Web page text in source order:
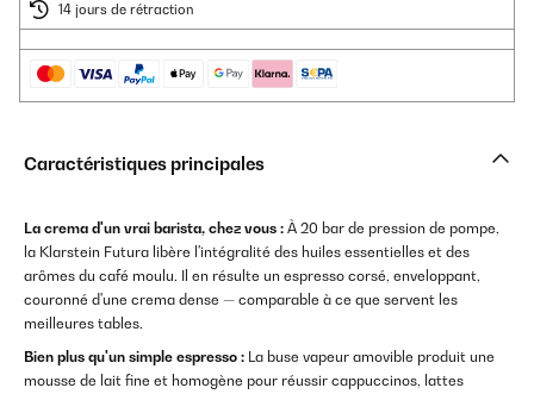
14 jours de rétraction
Caractéristiques principales
La crema d'un vrai barista, chez vous : À 20 bar de pression de pompe,
la Klarstein Futura libère l'intégralité des huiles essentielles et des
arômes du café moulu. Il en résulte un espresso corsé, enveloppant,
couronné d'une crema dense — comparable à ce que servent les
meilleures tables.
Bien plus qu'un simple espresso : La buse vapeur amovible produit une
mousse de lait fine et homogène pour réussir cappuccinos, lattes